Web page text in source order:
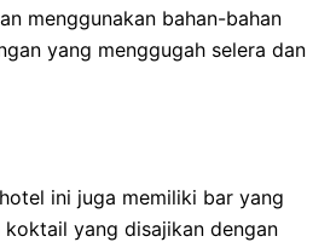
menggunakan bahan-bahan
yang menggugah selera dan
ini juga memiliki bar yang
yang disajikan dengan